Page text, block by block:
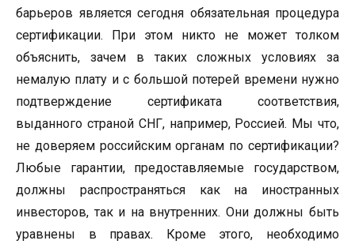
барьеров является сегодня обязательная процедура
сертификации. При этом никто не может толком
объяснить, зачем в таких сложных условиях за
немалую плату и с большой потерей времени нужно
подтверждение сертификата соответствия,
выданного страной СНГ, например, Россией. Мы что,
не доверяем российским органам по сертификации?
Любые гарантии, предоставляемые государством,
должны распространяться как на иностранных
инвесторов, так и на внутренних. Они должны быть
уравнены в правах. Кроме этого, необходимо